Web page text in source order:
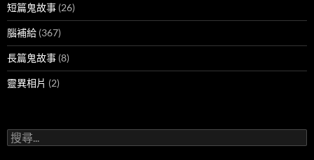
短篇鬼故事 (26)
腦補給 (367)
長篇鬼故事 (8)
靈異相片 (2)
搜
尋